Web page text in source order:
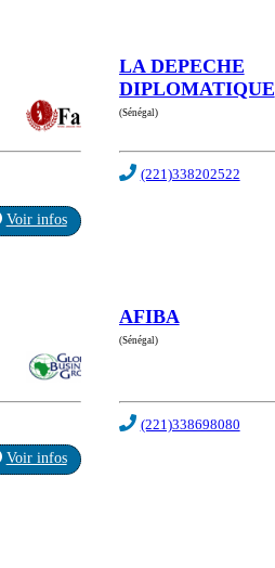
Voir infos
LA DEPECHE
DIPLOMATIQUE
(Sénégal)
(221)338202522
Voir infos
AFIBA
(Sénégal)
(221)338698080